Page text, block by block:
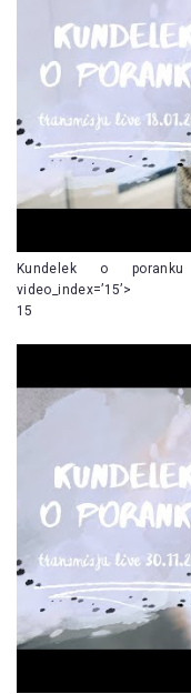
Kundelek o poranku
video_index=’15’>
15